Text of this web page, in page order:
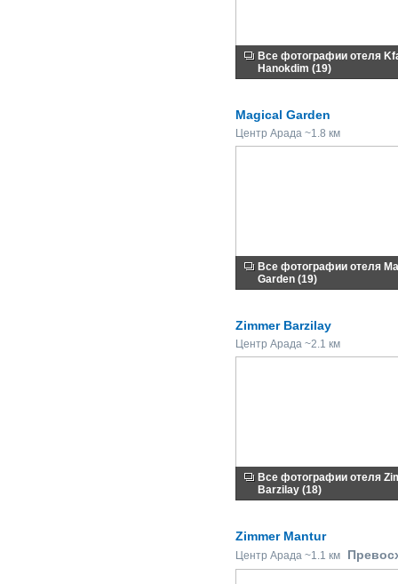
Все фотографии отеля
Hanokdim (19)
Magical Garden
Центр Арада ~1.8 км
Все фотографии отеля
Garden (19)
Zimmer Barzilay
Центр Арада ~2.1 км
Все фотографии отеля
Barzilay (18)
Zimmer Mantur
Центр Арада ~1.1 км